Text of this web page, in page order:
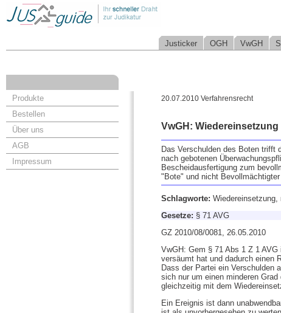
Justicker OGH VwGH
Produkte
Bestellen
Über uns
AGB
Impressum
20.07.2010 Verfahrensrecht
VwGH:
Das Verschulden des Boten trifft
nach gebotenen
Bescheidausfertigung zum
"Bote" und nicht Bevollmächtigter
Schlagworte:
Gesetze: § 71 AVG
GZ 2010/08/0081, 26.05.2010
VwGH: Gem § 71 Abs 1 Z 1
versäumt hat und dadurch einen
Dass der Partei ein Verschulden
sich nur um einen minderen
gleichzeitig mit dem
Ein Ereignis ist dann